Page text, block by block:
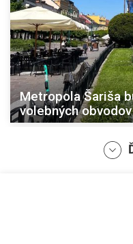
Metropola Šariša
volebných obvodov